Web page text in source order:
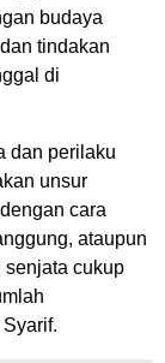
budaya
tindakan
di
dan perilaku
unsur
cara
ataupun
senjata cukup